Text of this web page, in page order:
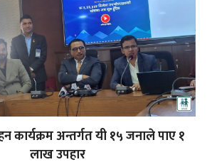
कार्यक्रम अन्तर्गत यी १५ जनाले पाए १
लाख उपहार